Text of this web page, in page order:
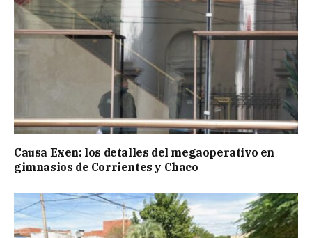
Causa Exen: los detalles del megaoperativo en
gimnasios de Corrientes y Chaco